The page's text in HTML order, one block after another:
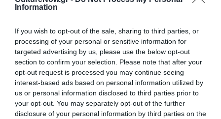
Information
If you wish to opt-out of the sale, sharing to third parties, or
processing of your personal or sensitive information for
targeted advertising by us, please use the below opt-out
section to confirm your selection. Please note that after your
opt-out request is processed you may continue seeing
interest-based ads based on personal information utilized by
us or personal information disclosed to third parties prior to
your opt-out. You may separately opt-out of the further
disclosure of your personal information by third parties on the
Newsletter
την Τέχνη και τον Πολιτισμό!
Ακολουθήστε το Culturenow.gr